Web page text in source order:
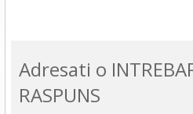
Adresati o
RASPUNS